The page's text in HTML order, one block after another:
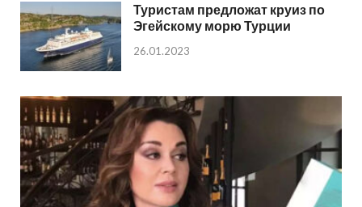
Туристам предложат круиз по
Эгейскому морю Турции
26.01.2023